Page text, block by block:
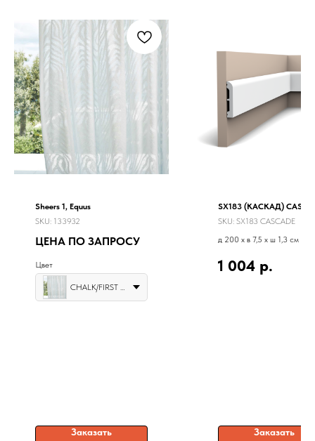
Sheers 1, Equus
SKU: 133932
ЦЕНА ПО ЗАПРОСУ
Цвет
Заказать
SX183 (КАСКАД)
SKU: SX183 CASCADE
д 200 x в 7,5 x ш 1,3 см
1 004 р.
Заказать